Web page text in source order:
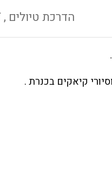
הדרכת טיולים , ODT , טיולי טבע ומוזיקה , טיולי קיאקים
.
קיאקים בכנרת .